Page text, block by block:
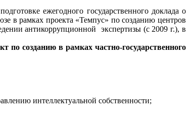
ежегодного государственного доклада о
в рамках проекта «Темпус» по созданию центров
антикоррупционной экспертизы (с 2009 г.), в
по созданию в рамках частно-государственного
интеллектуальной собственности;